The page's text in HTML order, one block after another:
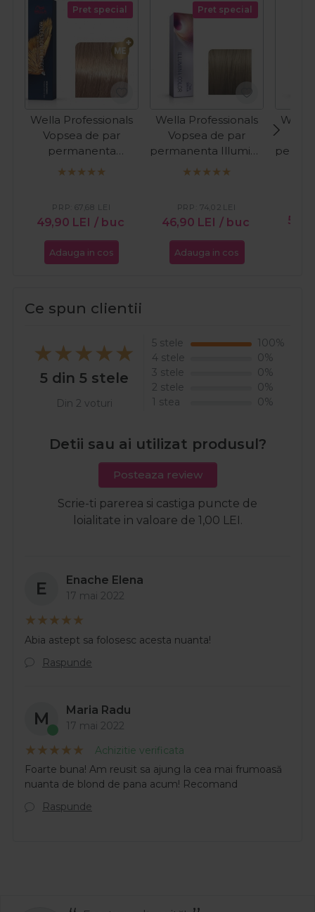
Pret special
Wella Professionals
Vopsea de par
permanenta
Koleston Perfect
49,90 LEI / buc
PRP:67,68 LEI
Adauga in cos
Pret special
Wella Professionals
Vopsea de par
permanenta Illumina
Color 7/81 blond
46,90 LEI / buc
PRP: 74,02 LEI
Adauga in cos
Wella
Ce spun clientii
5 din 5 stele
Din 2 voturi
5 stele
100%
4 stele
0%
3 stele
0%
2 stele
0%
1 stea
0%
Detii sau ai utilizat produsul?
Posteaza review
Scrie-ti parerea si castiga puncte de
loialitate in valoare de 1,00 LEI.
E Enache Elena
17 mai 2022
Abia astept sa folosesc acesta nuanta!
Raspunde
M Maria Radu
17 mai 2022
Achizitie verificata
Foarte buna! Am reusit sa ajung la cea mai frumoasă
nuanta de blond de pana acum! Recomand
Raspunde